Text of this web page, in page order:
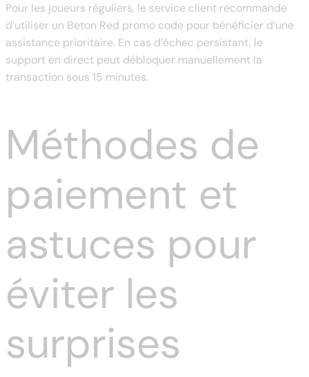
Pour les joueurs réguliers, le service client recommande
d’utiliser un Beton Red promo code pour bénéficier d’une
assistance prioritaire. En cas d’échec persistant, le
support en direct peut débloquer manuellement la
transaction sous 15 minutes.
Méthodes de
paiement et
astuces pour
éviter les
surprises